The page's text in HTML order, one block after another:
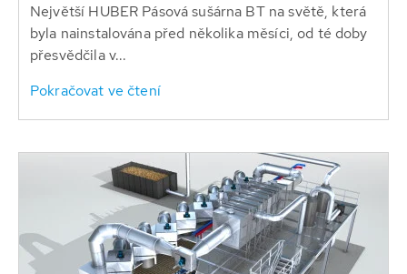
Největší HUBER Pásová sušárna BT na světě, která
byla nainstalována před několika měsíci, od té doby
přesvědčila v...
Pokračovat ve čtení